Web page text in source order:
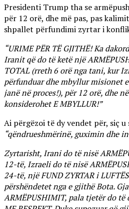
Presidenti Trump tha se
për 12 orë, dhe më pas, pas
shpallet përfundimi zyrtar i
“URIME PËR TË GJITHË! Ka
Iranit që do të ketë një
TOTAL (rreth 6 orë nga tani, kur
përfunduar dhe mbyllur misionet
janë në proces!), për 12 orë, dhe
konsiderohet E MBYLLUR!”
Ai përgëzoi të dy vendet për, siç u
“qëndrueshmërinë, guximin dhe
Zyrtarisht, Irani do të nisë
12-të, Izraeli do të nisë
24-të, një FUND ZYRTAR i
përshëndetet nga e gjithë Bota.
ARMËPUSHIMIT, pala tjetër do të